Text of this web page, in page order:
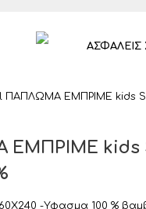
ΑΣΦΑΛΕΙΣ
ΠΑΠΛΩΜΑ ΕΜΠΡΙΜΕ kids
kids
-Υφασμα 100 %